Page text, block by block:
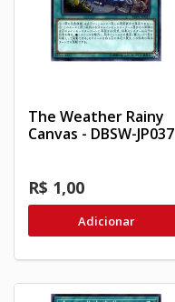
The Weather Rainy
Canvas - DBSW-JP037
R$ 1,00
Adicionar